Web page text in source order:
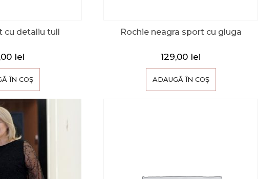
cu detaliu tull
lei
ÎN COȘ
Rochie neagra sport cu gluga
129,00 lei
ADAUGĂ ÎN COȘ